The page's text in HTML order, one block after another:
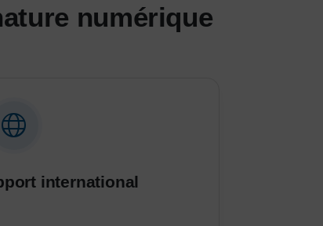
numérique
international